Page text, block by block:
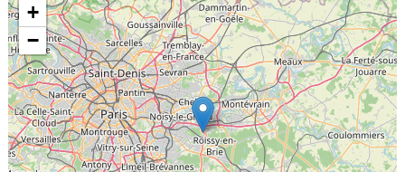
+
−